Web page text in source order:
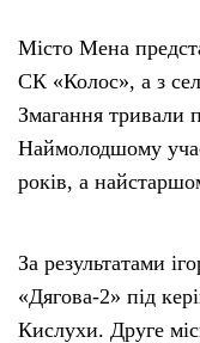
Місто Мена
СК «Колос», а з
Змагання тривали
Наймолодшому
років, а
За результатами
«Дягова-2» під
Кислухи. Друге